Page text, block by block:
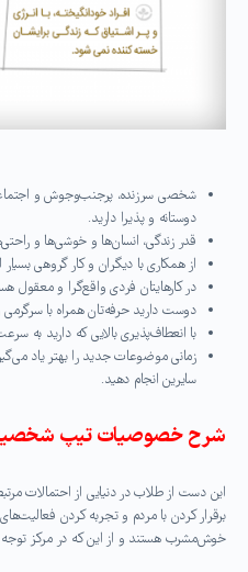
شخصی سرزنده، پرجنب‌وجوش و
دوستانه و پذیرا دارید.
قدر زندگی، انسان‌ها و خوشی‌ها و
از همکاری با دیگران و کار گروهی
در کارهایتان فردی واقع‌گرا و معقول
دوست دارید حرفه‌تان همراه با
با انعطاف‌پذیری بالایی که دارید به
زمانی موضوعات جدید را بهتر یاد
سایرین انجام دهید.
شرح خصوصیات تیپ
این دست از طلاب در دنیایی از احتمالات
برقرار کردن با مردم و تجربه‌ کردن
خوش‌مشرب هستند و از این که در مرکز توجه